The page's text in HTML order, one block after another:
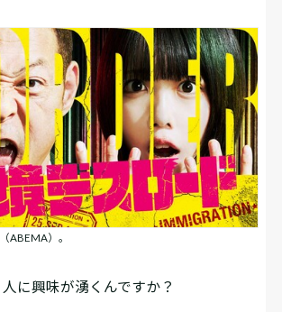
ABEMA）。
に興味が湧くんですか？